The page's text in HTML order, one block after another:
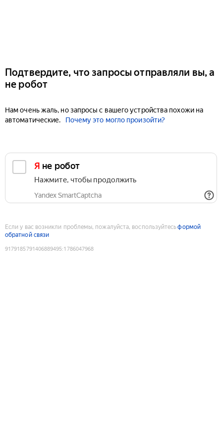
Подтвердите, что запросы отправляли вы, а
не робот
Нам очень жаль, но запросы с вашего устройства похожи на
автоматические.
Почему это могло произойти?
Я не робот
Нажмите, чтобы продолжить
Yandex SmartCaptcha
Если у вас возникли проблемы, пожалуйста, воспользуйтесьформой
обратной связи
9179185791406889495:1786047968